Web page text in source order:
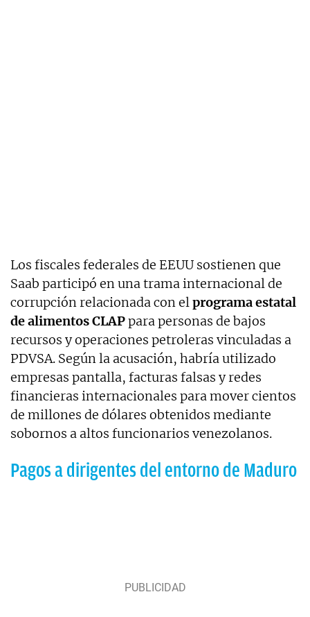
Los fiscales federales de EEUU sostienen que
Saab participó en una trama internacional de
corrupción relacionada con elprograma estatal
de alimentos CLAPpara personas de bajos
recursos y operaciones petroleras vinculadas a
PDVSA. Según la acusación, habría utilizado
empresas pantalla, facturas falsas y redes
financieras internacionales para mover cientos
de millones de dólares obtenidos mediante
sobornos a altos funcionarios venezolanos.
Pagos a dirigentes del entorno de Maduro